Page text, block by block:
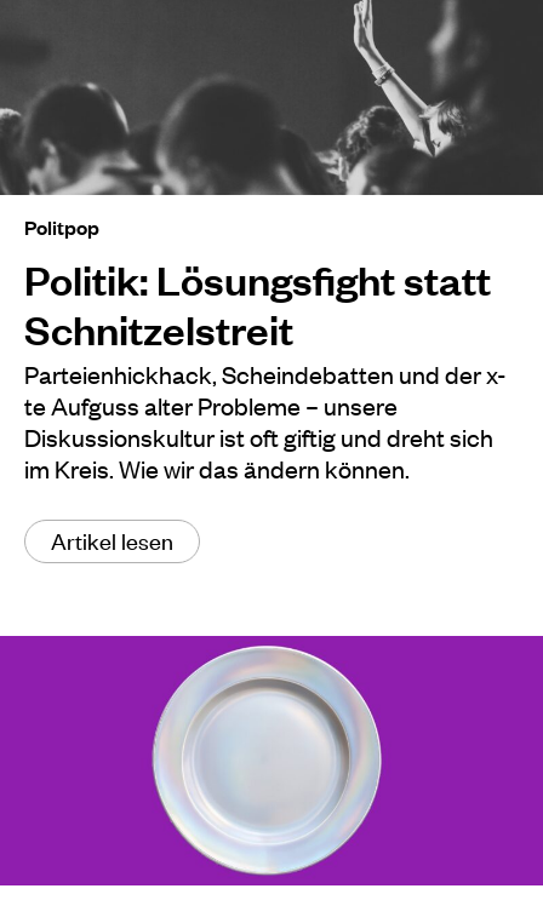
Politpop
Politik: Lösungsfight statt
Schnitzelstreit
Parteienhickhack, Scheindebatten und der x-
te Aufguss alter Probleme – unsere
Diskussionskultur ist oft giftig und dreht sich
im Kreis. Wie wir das ändern können.
Artikel lesen